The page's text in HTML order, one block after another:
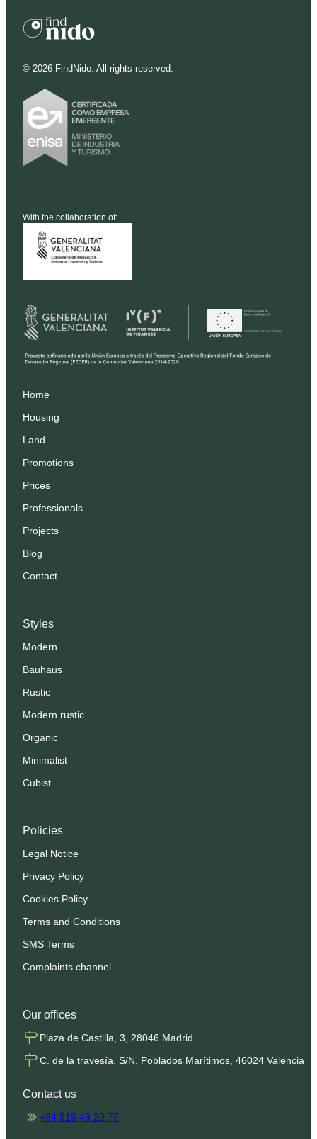
© 2026 FindNido. All rights reserved.
With the collaboration of:
Styles
Modern
Bauhaus
Rustic
Modern rustic
Organic
Minimalist
Cubist
Policies
Legal Notice
Privacy Policy
Cookies Policy
Terms and Conditions
SMS Terms
Complaints channel
Home
Housing
Land
Promotions
Prices
Professionals
Projects
Blog
Contact
Our offices
Plaza de Castilla, 3, 28046 Madrid
C. de la travesía, S/N, Poblados Marítimos, 46024 Valencia
Contact us
+34 919 49 20 77